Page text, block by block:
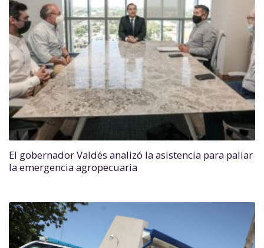
El gobernador Valdés analizó la asistencia para paliar
la emergencia agropecuaria